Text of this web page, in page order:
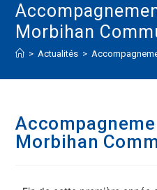
Morbihan
> Actualités >
Morbihan